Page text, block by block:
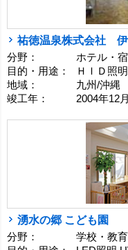
祐徳温泉株式会社
分野：
ホテル・
目的・用途：
ＨＩＤ照明
地域：
九州/沖縄
竣工年：
2004年12月
湧水の郷 こども園
分野：
学校・教